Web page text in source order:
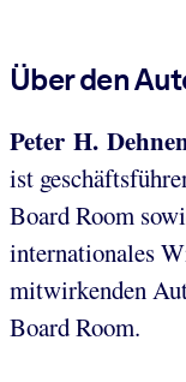
Über den
Peter H.
ist
Board Room
internationales
mitwirkenden
Board Room.